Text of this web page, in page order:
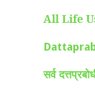
All Life
सर्व